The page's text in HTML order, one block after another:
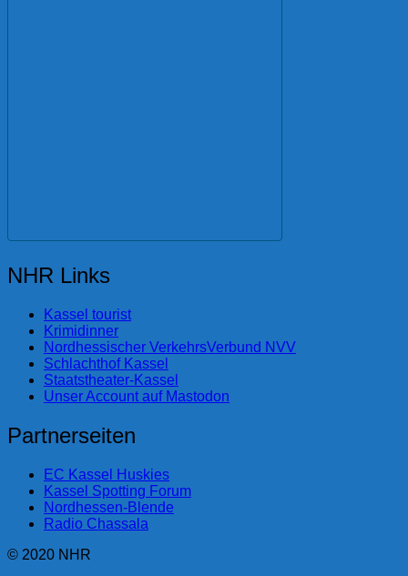
NHR Links
Kassel tourist
Krimidinner
Nordhessischer VerkehrsVerbund NVV
Schlachthof Kassel
Staatstheater-Kassel
Unser Account auf Mastodon
Partnerseiten
EC Kassel Huskies
Kassel Spotting Forum
Nordhessen-Blende
Radio Chassala
© 2020 NHR